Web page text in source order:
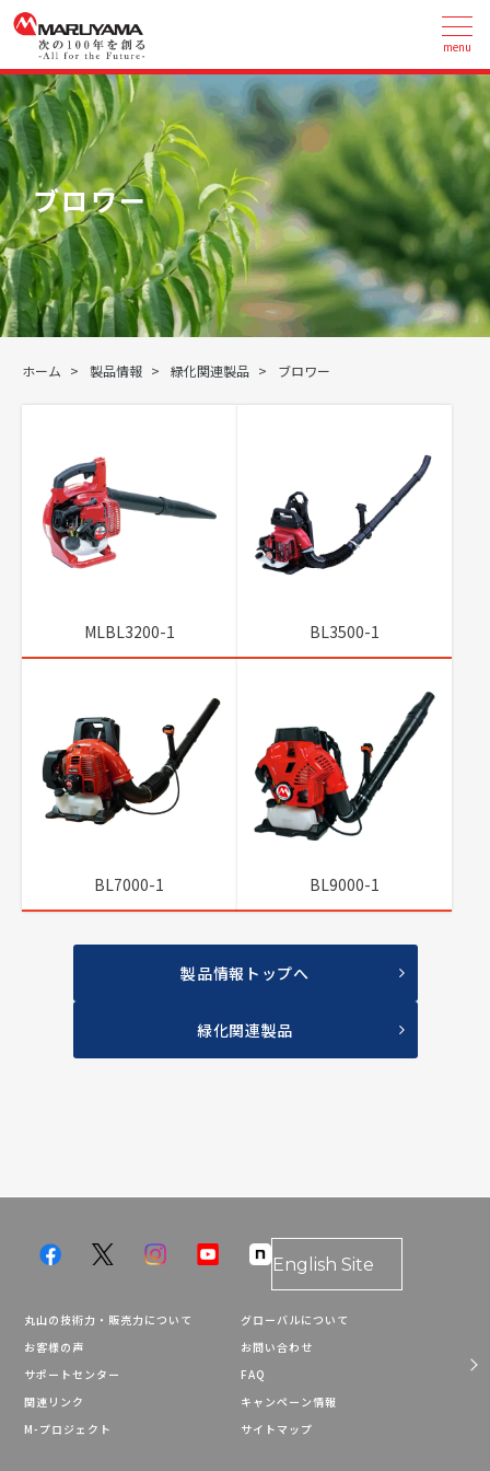
menu
ブロワー
ホーム 製品情報 緑化関連製品 ブロワー
MLBL3200-1 BL3500-1
BL7000-1 BL9000-1
製品情報トップへ
緑化関連製品
English Site
丸山の技術力・販売力について
グローバルについて
お客様の声
お問い合わせ
サポートセンター
FAQ
関連リンク
キャンペーン情報
M-プロジェクト
サイトマップ